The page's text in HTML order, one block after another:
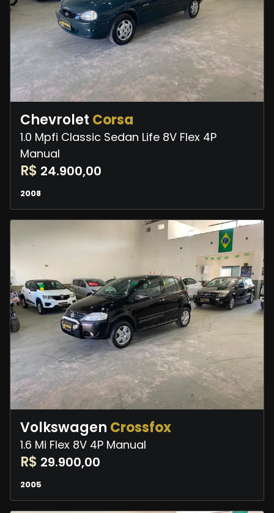
Chevrolet Corsa
1.0 Mpfi Classic Sedan Life 8V Flex 4P
Manual
R$ 24.900,00
2008
Volkswagen Crossfox
1.6 Mi Flex 8V 4P Manual
R$ 29.900,00
2005